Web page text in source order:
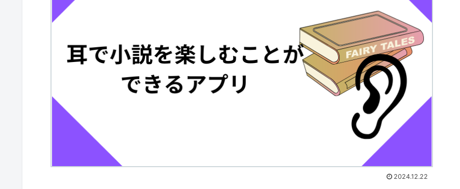
2024.12.22